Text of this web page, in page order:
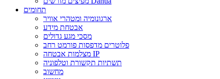
תחומים
ארגונומיה ומטהרי אוויר
אבטחת מידע
מסכי מגע גדולים
פלוטרים מדפסות פורמט רחב
מצלמות אבטחה IP
תשתיות תקשורת וטלפוניה
מחשוב